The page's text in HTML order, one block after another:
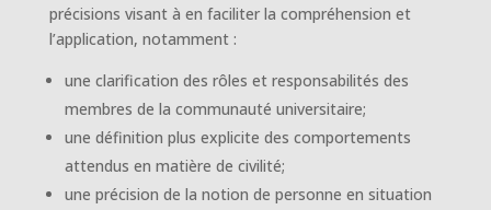
précisions visant à en faciliter la compréhension et
l’application, notamment :
une clarification des rôles et responsabilités des
membres de la communauté universitaire;
une définition plus explicite des comportements
attendus en matière de civilité;
une précision de la notion de personne en situation